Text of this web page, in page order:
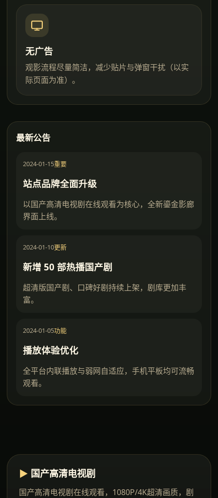
无广告
观影流程尽量简洁，减少贴片与弹窗干扰（以实
际页面为准）。
最新公告
2024-01-15重要
站点品牌全面升级
以国产高清电视剧在线观看为核心，全新鎏金影廊
界面上线。
2024-01-10更新
新增 50 部热播国产剧
超清版国产剧、口碑好剧持续上架，剧库更加丰
富。
2024-01-05功能
播放体验优化
全平台内联播放与弱网自适应，手机平板均可流畅
观看。
▶ 国产高清电视剧
国产高清电视剧在线观看，1080P/4K超清画质，剧